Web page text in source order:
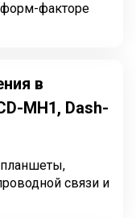
форм-факторе
в
MH1, Dash-
связи и